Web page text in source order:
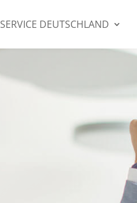
SERVICE DEUTSCHLAND